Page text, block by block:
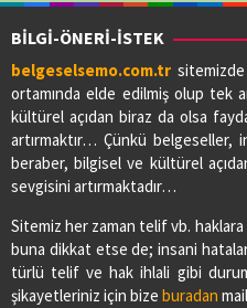
BİLGİ-ÖNERİ-İSTEK
belgeselsemo.com.tr
ortamında elde edilmiş olup tek
kültürel açıdan biraz da olsa
artırmaktır… Çünkü belgeseller,
beraber, bilgisel ve kültürel
sevgisini artırmaktadır…
Sitemiz her zaman telif vb.
buna dikkat etse de; insani
türlü telif ve hak ihlali gibi
şikayetleriniz için bize buradan